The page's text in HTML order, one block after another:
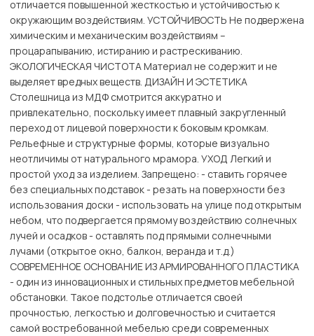
отличается повышенной жесткостью и устойчивостью к
окружающим воздействиям. УСТОЙЧИВОСТЬ Не подвержена
химическим и механическим воздействиям –
процарапыванию, истиранию и растрескиванию.
ЭКОЛОГИЧЕСКАЯ ЧИСТОТА Материал не содержит и не
выделяет вредных веществ. ДИЗАЙН И ЭСТЕТИКА
Столешница из МДФ смотрится аккуратно и
привлекательно, поскольку имеет плавный закругленный
переход от лицевой поверхности к боковым кромкам.
Рельефные и структурные формы, которые визуально
неотличимы от натурального мрамора. УХОД Легкий и
простой уход за изделием. Запрещено: - ставить горячее
без специальных подставок - резать на поверхности без
использования доски - использовать на улице под открытым
небом, что подвергается прямому воздействию солнечных
лучей и осадков - оставлять под прямыми солнечными
лучами (открытое окно, балкон, веранда и т.д.)
СОВРЕМЕННОЕ ОСНОВАНИЕ ИЗ АРМИРОВАННОГО ПЛАСТИКА
- один из инновационных и стильных предметов мебельной
обстановки. Такое подстолье отличается своей
прочностью, легкостью и долговечностью и считается
самой востребованной мебелью среди современных